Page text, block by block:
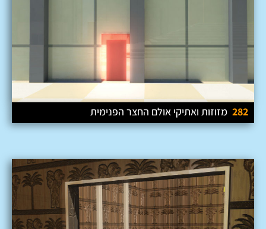
282 מזוזות ואתיקי אולם החצר הפנימית